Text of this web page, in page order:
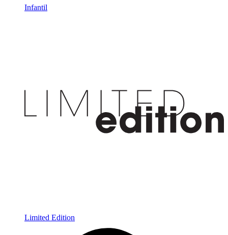
Infantil
Limited Edition